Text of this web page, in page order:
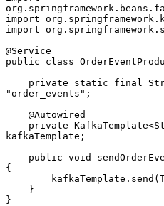
import
import
@Service
public class
"order_events";
    @Autowired
kafkaTemplate;
{
    }
}